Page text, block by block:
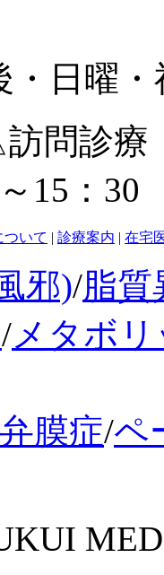
・日曜・
問診療
15：
ついて | 診療案内 | 在宅
邪)/脂質
/メタボ
弁膜症/ペ